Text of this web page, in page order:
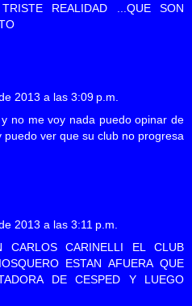
REALIDAD ...QUE SON
2013 a las 3:09 p.m.
no me voy nada puedo opinar de
ver que su club no progresa
2013 a las 3:11 p.m.
CARLOS CARINELLI EL CLUB
ESTAN AFUERA QUE
DE CESPED Y LUEGO